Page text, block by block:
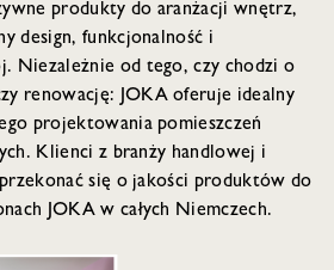
produkty do aranżacji wnętrz,
design, funkcjonalność i
Niezależnie od tego, czy chodzi o
renowację: JOKA oferuje idealny
projektowania pomieszczeń
Klienci z branży handlowej i
się o jakości produktów do
JOKA w całych Niemczech.